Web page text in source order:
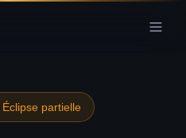
Éclipse partielle